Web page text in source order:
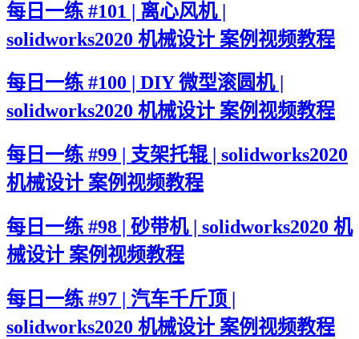
每日一练 #101 | 离心风机 |
solidworks2020 机械设计 案例视频教程
每日一练 #100 | DIY 微型滚圆机 |
solidworks2020 机械设计 案例视频教程
每日一练 #99 | 支架托辊 | solidworks2020
机械设计 案例视频教程
每日一练 #98 | 砂带机 | solidworks2020 机
械设计 案例视频教程
每日一练 #97 | 汽车千斤顶 |
solidworks2020 机械设计 案例视频教程